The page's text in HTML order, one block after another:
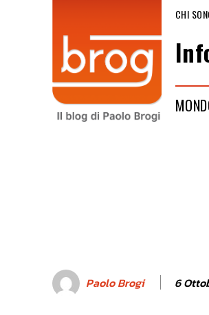
CHI
Paolo Brogi 6